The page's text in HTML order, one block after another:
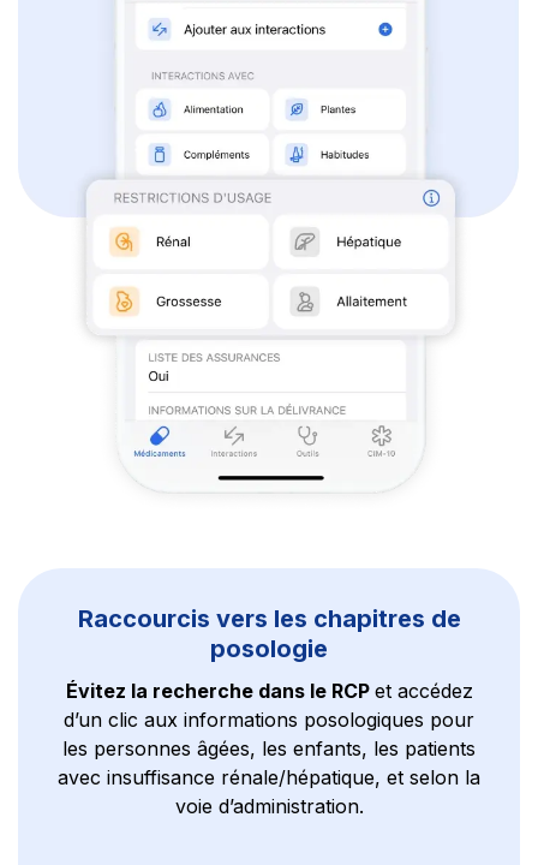
Raccourcis vers les chapitres de
posologie
Évitez la recherche dans le RCP et accédez
d’un clic aux informations posologiques pour
les personnes âgées, les enfants, les patients
avec insuffisance rénale/hépatique, et selon la
voie d’administration.